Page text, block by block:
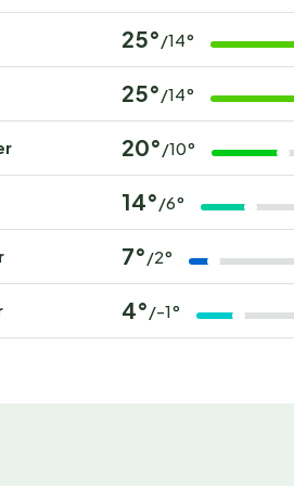
Sie Ihren
bei Eurocamp Spreewaldtor und
25° /14°
25° /14°
20° /10°
14° /6°
7° /2°
4° /-1°